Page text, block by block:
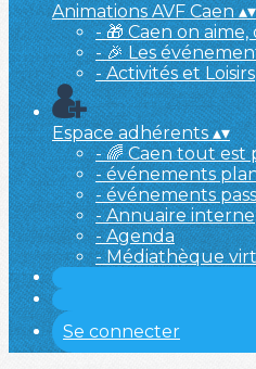
Animations AVF Caen▴▾
- 🎁 Caen on
- 🎉 Les
- Activités et Loisirs
Espace adhérents▴▾
- 🌈 Caen tout est
- événements
- événements
- Annuaire interne
- Agenda
- Médiathèque
Se connecter